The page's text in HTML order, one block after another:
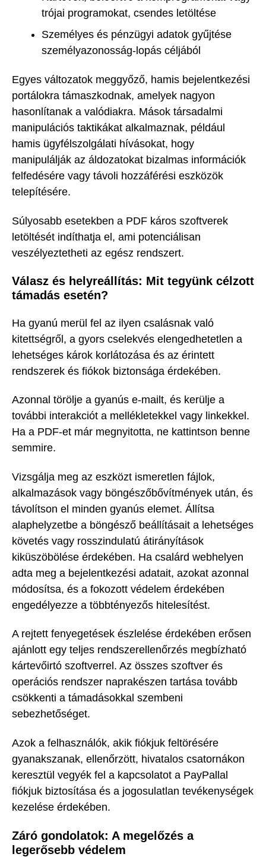
trójai programokat, csendes letöltése
Személyes és pénzügyi adatok gyűjtése
személyazonosság-lopás céljából
Egyes változatok meggyőző, hamis bejelentkezési
portálokra támaszkodnak, amelyek nagyon
hasonlítanak a valódiakra. Mások társadalmi
manipulációs taktikákat alkalmaznak, például
hamis ügyfélszolgálati hívásokat, hogy
manipulálják az áldozatokat bizalmas információk
felfedésére vagy távoli hozzáférési eszközök
telepítésére.
Súlyosabb esetekben a PDF káros szoftverek
letöltését indíthatja el, ami potenciálisan
veszélyeztetheti az egész rendszert.
Válasz és helyreállítás: Mit tegyünk célzott
támadás esetén?
Ha gyanú merül fel az ilyen csalásnak való
kitettségről, a gyors cselekvés elengedhetetlen a
lehetséges károk korlátozása és az érintett
rendszerek és fiókok biztonsága érdekében.
Azonnal törölje a gyanús e-mailt, és kerülje a
további interakciót a mellékletekkel vagy linkekkel.
Ha a PDF-et már megnyitotta, ne kattintson benne
semmire.
Vizsgálja meg az eszközt ismeretlen fájlok,
alkalmazások vagy böngészőbővítmények után, és
távolítson el minden gyanús elemet. Állítsa
alaphelyzetbe a böngésző beállításait a lehetséges
követés vagy rosszindulatú átirányítások
kiküszöbölése érdekében. Ha csalárd webhelyen
adta meg a bejelentkezési adatait, azokat azonnal
módosítsa, és a fokozott védelem érdekében
engedélyezze a többtényezős hitelesítést.
A rejtett fenyegetések észlelése érdekében erősen
ajánlott egy teljes rendszerellenőrzés megbízható
kártevőirtó szoftverrel. Az összes szoftver és
operációs rendszer naprakészen tartása tovább
csökkenti a támadásokkal szembeni
sebezhetőséget.
Azok a felhasználók, akik fiókjuk feltörésére
gyanakszanak, ellenőrzött, hivatalos csatornákon
keresztül vegyék fel a kapcsolatot a PayPallal
fiókjuk biztosítása és a jogosulatlan tevékenységek
kezelése érdekében.
Záró gondolatok: A megelőzés a
legerősebb védelem